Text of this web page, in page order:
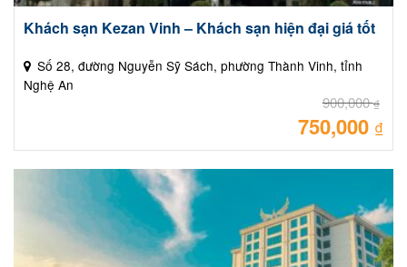
Khách sạn Kezan Vinh – Khách sạn hiện đại giá tốt
Số 28, đường Nguyễn Sỹ Sách, phường Thành Vinh, tỉnh
Nghệ An
900,000₫
gốc
750,000 ₫
Giá
tại